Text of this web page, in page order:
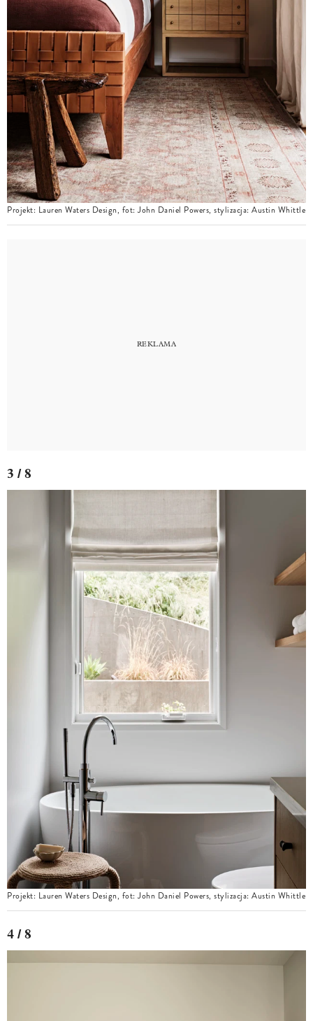
Projekt: Lauren Waters Design, fot: John Daniel Powers, stylizacja: Austin Whittle
3 / 8
Projekt: Lauren Waters Design, fot: John Daniel Powers, stylizacja: Austin Whittle
4 / 8